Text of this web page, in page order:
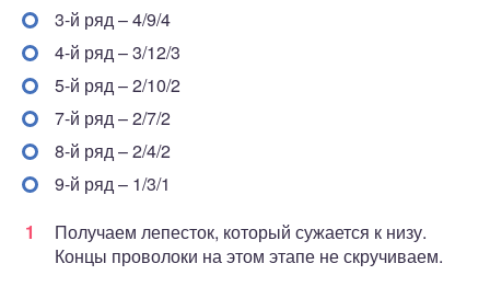
3-й ряд – 4/9/4
4-й ряд – 3/12/3
5-й ряд – 2/10/2
7-й ряд – 2/7/2
8-й ряд – 2/4/2
9-й ряд – 1/3/1
Получаем лепесток, который сужается к низу.
Концы проволоки на этом этапе не скручиваем.